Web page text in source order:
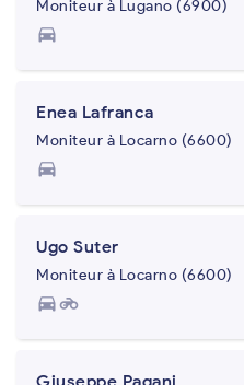
Moniteur à Lugano (6900)
directions_car
Enea Lafranca
Moniteur à Locarno (6600)
directions_car
Ugo Suter
Moniteur à Locarno (6600)
directions_carmotorcycle